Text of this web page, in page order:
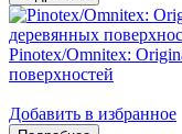
Pinotex/Omnitex:
поверхностей
Добавить в избранное